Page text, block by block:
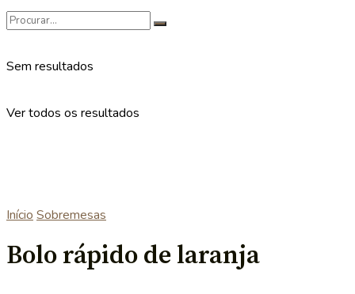
Sem resultados
Ver todos os resultados
Início Sobremesas
Bolo rápido de laranja